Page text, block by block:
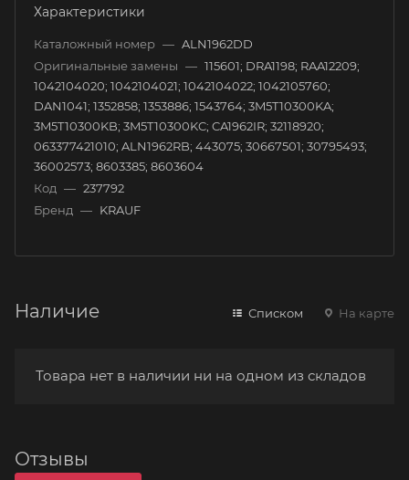
Характеристики
Каталожный номер — ALN1962DD
Оригинальные замены — 115601; DRA1198; RAA12209;
1042104020; 1042104021; 1042104022; 1042105760;
DAN1041; 1352858; 1353886; 1543764; 3M5T10300KA;
3M5T10300KB; 3M5T10300KC; CA1962IR; 32118920;
063377421010; ALN1962RB; 443075; 30667501; 30795493;
36002573; 8603385; 8603604
Код — 237792
Бренд — KRAUF
Наличие Списком На карте
Товара нет в наличии ни на одном из складов
Отзывы